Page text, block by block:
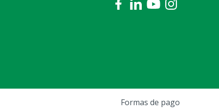
Formas de pago